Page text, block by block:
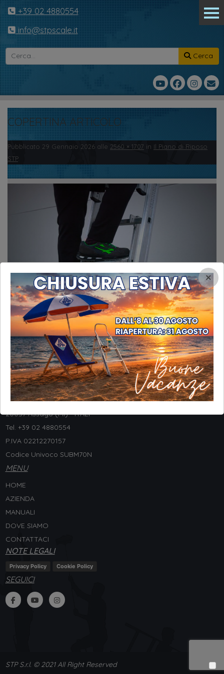
+39 02 4880554
info@stpscale.it
Cerca
COPERTINA ARTICOLO
Pubblicato 29 Gennaio 2026 alle 2560 × 1707 in Il Piano di Riposo
STP.
INFORMAZIONI
STP Srl
Via Galileo Galilei, 8
20057 Assago (MI) - ITALY
Tel. +39 02 4880554
P.IVA 02212270157
Codice Univoco SUBM70N
MENU
HOME
AZIENDA
MANUALI
DOVE SIAMO
CONTATTACI
NOTE LEGALI
Privacy Policy Cookie Policy
SEGUICI
STP S.r.l. © 2021 All Right Reserved
×